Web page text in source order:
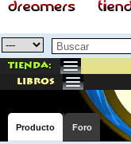
Tienda:
libros
Producto Foro